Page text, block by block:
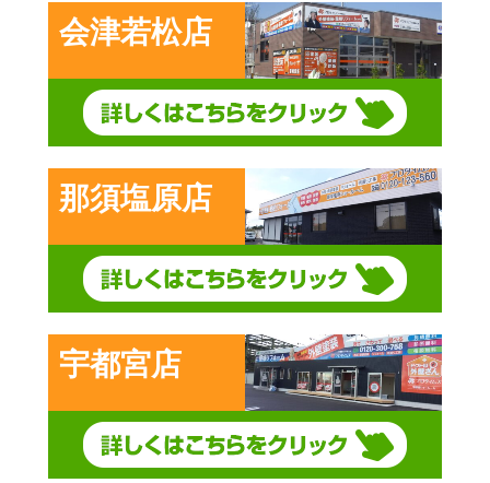
会津若松店
那須塩原店
宇都宮店